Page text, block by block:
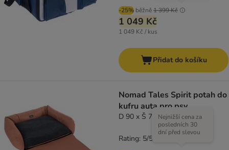
-25% běžně1 399 Kč
1 049 Kč
1 049 Kč / kus
Přidat do košíku
Nomad Tales Spirit potah do
kufru auta pro psy
D 90 x Š 70 x V 23 cm
Nejnižší cena za
posledních 30
dní před slevou
Rating: 5/5